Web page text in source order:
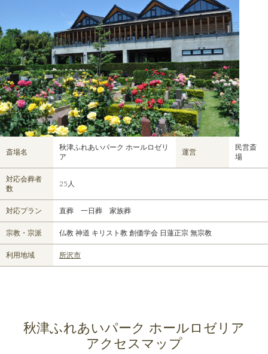
斎場名
秋津ふれあいパーク ホールロゼリ
ア
運営
民営斎
場
対応会葬者
数
25人
対応プラン 直葬 一日葬 家族葬
宗教・宗派 仏教 神道 キリスト教 創価学会 日蓮正宗 無宗教
利用地域 所沢市
秋津ふれあいパーク ホールロゼリア
アクセスマップ